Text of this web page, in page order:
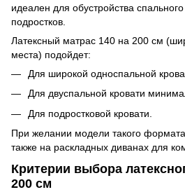
идеален для обустройства
подростков.
Латексный матрас 140 на 200 см
места) подойдет:
Для широкой односпальной
Для двуспальной кровати
Для подростковой кровати.
При желании модели такого
также на раскладных диванах для
Критерии выбора
200 см